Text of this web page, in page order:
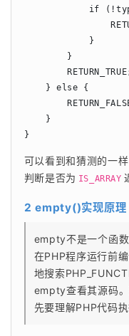
if
            }
        }
    } else {
    }
可以看到和猜测的一
判断是否为 IS_ARRAY
2 empty()实现原理
empty不是一个函
在PHP程序运行前
地搜索
empty查看其源码
先要理解PHP代码执